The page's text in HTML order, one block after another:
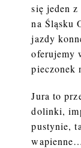
się jeden
na Śląsku
jazdy
oferujemy
pieczonek
Jura to
dolinki,
pustynie,